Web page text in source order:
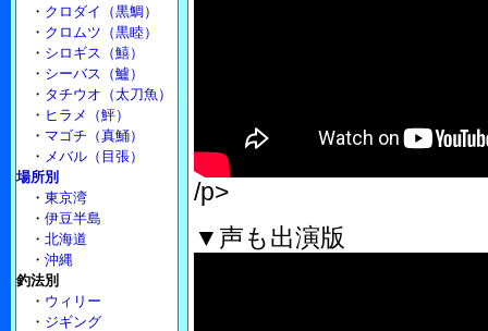
/p>
▼声も出演版
・ クロダイ（黒鯛）
・ クロムツ（黒睦）
・ シロギス（鱚）
・ シーバス（鱸）
・ タチウオ（太刀魚）
・ ヒラメ（鮃）
・ マゴチ（真鯒）
・ メバル（目張）
場所別
・ 東京湾
・ 伊豆半島
・ 北海道
・ 沖縄
釣法別
・ ウィリー
・ ジギング